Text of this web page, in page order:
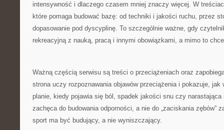
intensywność i dlaczego czasem mniej znaczy więcej. W
które pomaga budować bazę: od techniki i jakości ruchu, przez
dopasowanie pod dyscyplinę. To szczególnie ważne, gdy
rekreacyjną z nauką, pracą i innymi obowiązkami, a mimo to
Ważną częścią serwisu są treści o przeciążeniach oraz
strona uczy rozpoznawania objawów przeciążenia i pokazuje, jak
planie, kiedy pojawia się ból, spadek jakości snu czy narastająca
zachęca do budowania odporności, a nie do „zaciskania zębów”
sport ma być budujący, a nie wyniszczający.